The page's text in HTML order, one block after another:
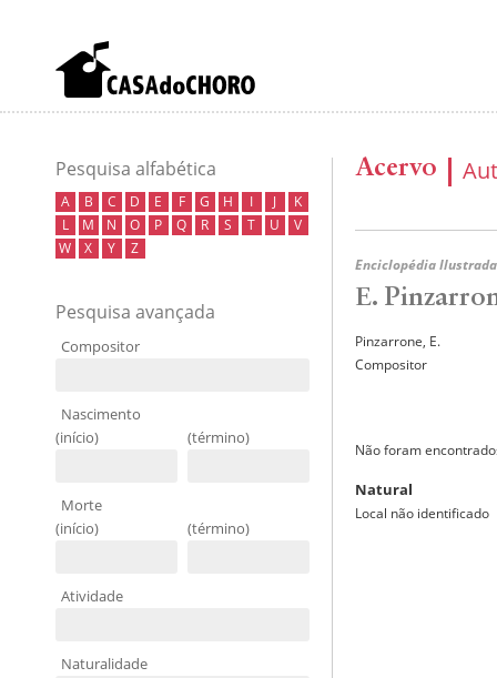
Pesquisa alfabética
A B C D E F G H I J
K
L
M N O P Q R S T U
V
W
X Y Z
Pesquisa avançada
Compositor
Nascimento
(início)
(término)
Morte
(início)
(término)
Atividade
Naturalidade
Acervo
Enciclopédia Ilustrada
E.
Pinzarrone, E.
Compositor
Não foram
Natural
Local não identificado